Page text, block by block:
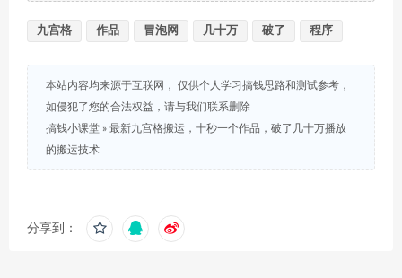
九宫格 作品 冒泡网 几十万 破了 程序
本站内容均来源于互联网， 仅供个人学习搞钱思路和测试参考，
如侵犯了您的合法权益，请与我们联系删除
搞钱小课堂 » 最新九宫格搬运，十秒一个作品，破了几十万播放
的搬运技术
分享到：